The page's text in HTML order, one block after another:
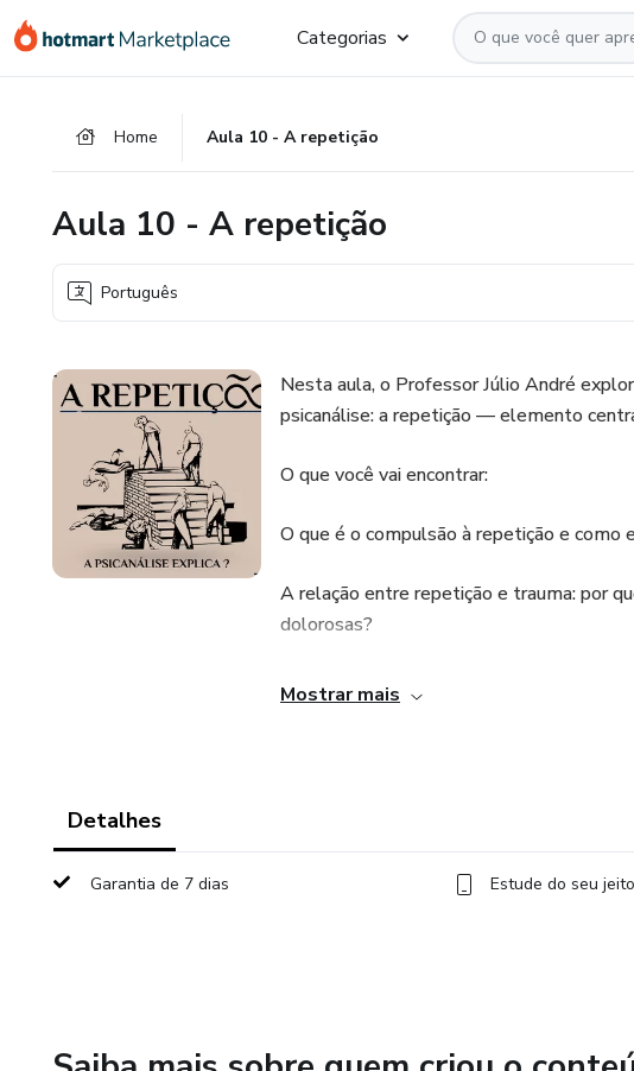
para
para
para
Categorias
Home Aula 10 - A repetição
Aula 10 - A repetição
Português
Nesta aula, o Professor Júlio André
psicanálise: a repetição — elemento
O que você vai encontrar:
O que é o compulsão à repetição e como
A relação entre repetição e trauma: por
dolorosas?
Como a repetição se manifesta nos
Mostrar mais
Detalhes
Garantia de 7 dias Estude do seu